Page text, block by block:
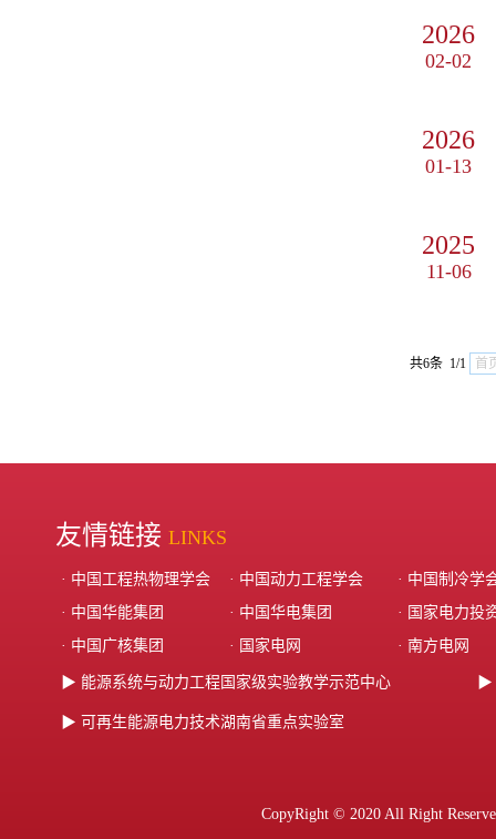
2026
02-02
2026
01-13
2025
11-06
共6条 1/1 首
友情链接 LINKS
· 中国工程热物理学会 · 中国动力工程学会
· 中国制冷学
· 中国华能集团‌
· ‌中国华电集团‌
· ‌国家电力投
· 中国广核集团
· 国家电网 · 南方电网
▶ 能源系统与动力工程国家级实验教学示范中心 ▶
▶ 可再生能源电力技术湖南省重点实验室
CopyRight © 2020 All Right